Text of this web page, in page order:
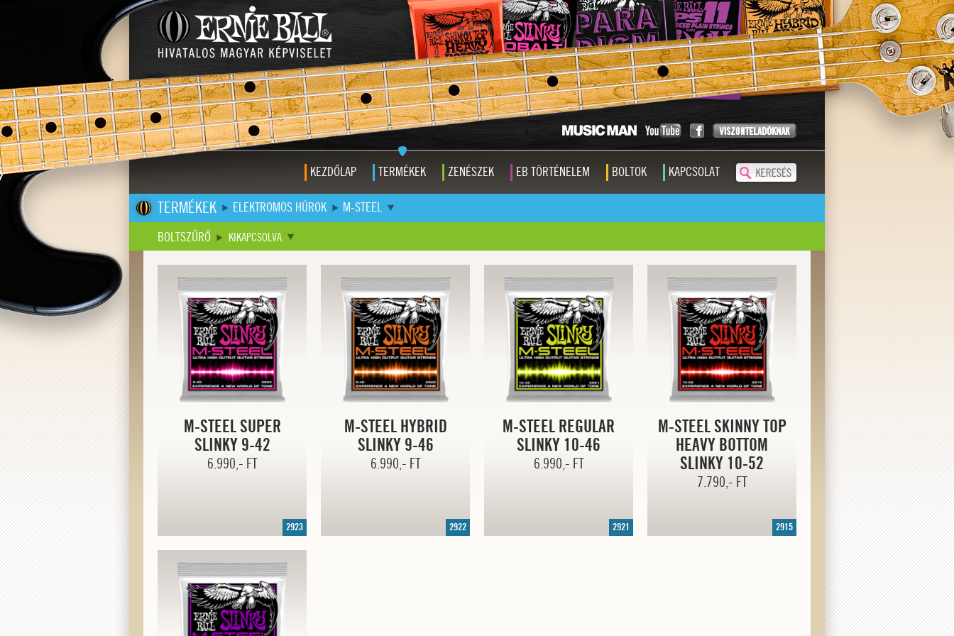
KEZDŐLAP TERMÉKEK ZENÉSZEK EB TÖRTÉNELEM BOLTOK KAPCSOLAT
TERMÉKEK ELEKTROMOS HÚROK
M-STEEL
BOLTSZŰRŐ
KIKAPCSOLVA
M-STEEL SUPER
SLINKY9-42
6.990,- FT
2923
M-STEEL HYBRID
SLINKY9-46
6.990,- FT
2922
M-STEEL REGULAR
SLINKY 10-46
6.990,- FT
2921
M-STEEL SKINNY TOP
HEAVY BOTTOM
SLINKY 10-52
7.790,- FT
2915